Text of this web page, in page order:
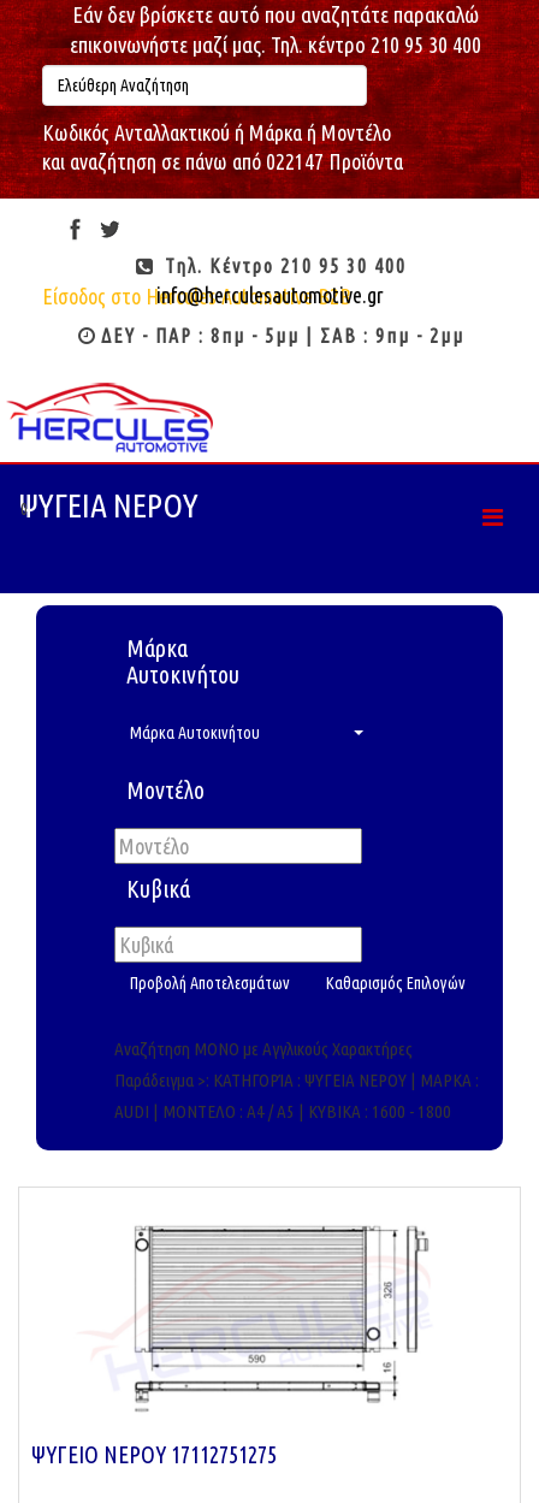
Εάν δεν βρίσκετε αυτό που αναζητάτε παρακαλώ
επικοινωνήστε μαζί μας. Τηλ. κέντρο 210 95 30 400
Κωδικός Ανταλλακτικού ή Μάρκα ή Μοντέλο
και αναζήτηση σε πάνω από 022147 Προϊόντα
Καλώς ήρθες : Επισκέπτη
Είσοδος στο Hercules Automotive B2B
Τηλ. Κέντρο 210 95 30 400
info@herculesautomotive.gr
ΔΕΥ - ΠΑΡ : 8πμ - 5μμ | ΣΑΒ : 9πμ - 2μμ
0
ΨΥΓΕΙΑ ΝΕΡΟΥ
Μάρκα
Αυτοκινήτου
Μάρκα Αυτοκινήτου
Μοντέλο
Κυβικά
Αναζήτηση ΜΟΝΟ με Αγγλικούς Χαρακτήρες
Παράδειγμα >: ΚΑΤΗΓΟΡΊΑ : ΨΥΓΕΙΑ ΝΕΡΟΥ | ΜΑΡΚΑ :
AUDI | ΜΟΝΤΕΛΟ : A4 / A5 | ΚΥΒΙΚΑ : 1600 - 1800
ΨΥΓΕΙΟ ΝΕΡΟΥ 17112751275